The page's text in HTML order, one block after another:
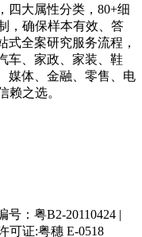
四大属性分类，80+细
，确保样本有效、答
式全案研究服务流程，
车、家政、家装、鞋
媒体、金融、零售、电
赖之选。
：粤B2-20110424 |
可证:粤穗 E-0518